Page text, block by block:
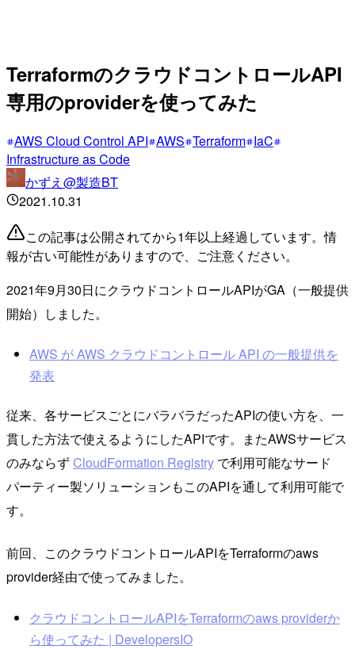
TerraformのクラウドコントロールAPI
専用のproviderを使ってみた
AWS Cloud Control API AWS Terraform IaC
Infrastructure as Code
かずえ@製造BT
2021.10.31
この記事は公開されてから1年以上経過しています。情
報が古い可能性がありますので、ご注意ください。
2021年9月30日にクラウドコントロールAPIがGA（一般提供
開始）しました。
AWS が AWS クラウドコントロール API の一般提供を
発表
従来、各サービスごとにバラバラだったAPIの使い方を、一
貫した方法で使えるようにしたAPIです。またAWSサービス
のみならずCloudFormation Registry で利用可能なサード
パーティー製ソリューションもこのAPIを通して利用可能で
す。
前回、このクラウドコントロールAPIをTerraformのaws
provider経由で使ってみました。
クラウドコントロールAPIをTerraformのaws providerか
ら使ってみた | DevelopersIO